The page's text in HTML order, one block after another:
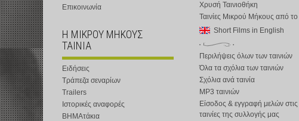
Επικοινωνία
Η ΜΙΚΡΟΥ ΜΗΚΟΥΣ
ΤΑΙΝΙΑ
Ειδήσεις
Τράπεζα σεναρίων
Trailers
Ιστορικές αναφορές
ΒΗΜΑτάκια
Χρυσή Ταινιοθήκη
Ταινίες Μικρού Μήκους από
Short Films in English
Περιλήψεις όλων των ταινιών
Όλα τα σχόλια των ταινιών
Σχόλια ανά ταινία
MP3 ταινιών
Είσοδος & εγγραφή μελών στις
ταινίες της συλλογής μας